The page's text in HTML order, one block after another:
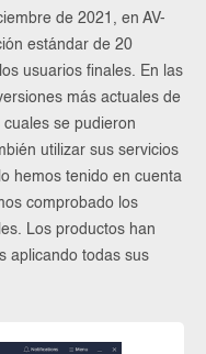
de 2021, en AV-
estándar de 20
usuarios finales. En las
más actuales de
se pudieron
utilizar sus servicios
hemos tenido en cuenta
comprobado los
Los productos han
aplicando todas sus